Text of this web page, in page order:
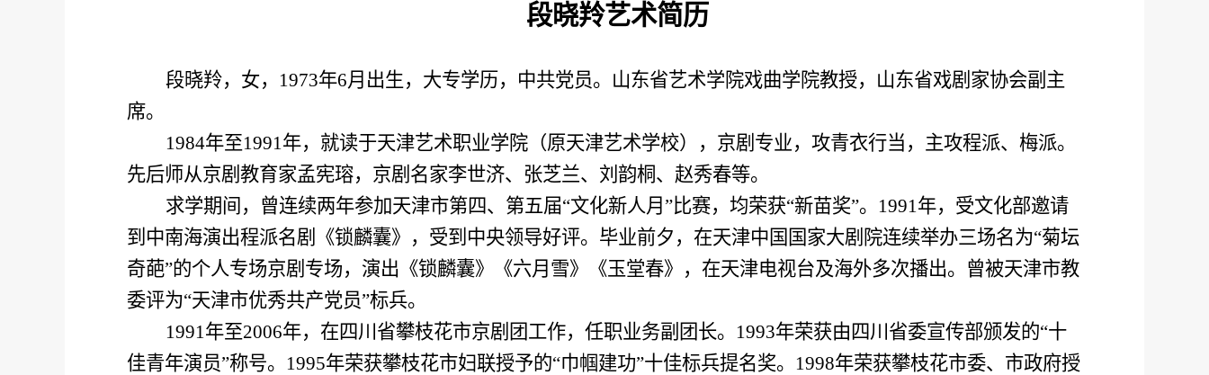
段晓羚艺术简历
段晓羚，女， 1973年6月出生，大专学历，中共党员。山东省艺术学院戏曲学院教授，山东省戏剧家协会副主
席。
1984年至1991年，就读于天津艺术职业学院（原天津艺术学校），京剧专业，攻青衣行当，主攻程派、梅派。
先后师从京剧教育家孟宪瑢，京剧名家李世济、张芝兰、刘韵桐、赵秀春等。
求学期间，曾连续两年参加天津市第四、第五届“文化新人月”比赛，均荣获“新苗奖”。 1991年，受文化部邀请
到中南海演出程派名剧《锁麟囊》，受到中央领导好评。毕业前夕，在天津中国国家大剧院连续举办三场名为“菊坛
奇葩”的个人专场京剧专场，演出《锁麟囊》《六月雪》《玉堂春》，在天津电视台及海外多次播出。曾被天津市教
委评为“天津市优秀共产党员”标兵。
1991年至2006年，在四川省攀枝花市京剧团工作，任职业务副团长。 1993年荣获由四川省委宣传部颁发的“十
佳青年演员”称号。 1995年荣获攀枝花市妇联授予的“巾帼建功”十佳标兵提名奖。 1998年荣获攀枝花市委、市政府授